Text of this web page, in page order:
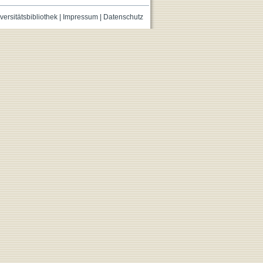
| Impressum| Datenschutz